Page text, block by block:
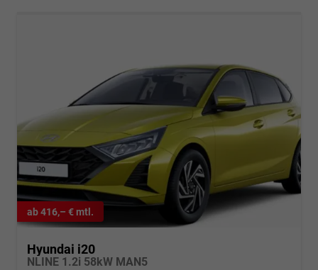
ab 416,– € mtl.
Hyundai i20
NLINE 1.2i 58kW MAN5